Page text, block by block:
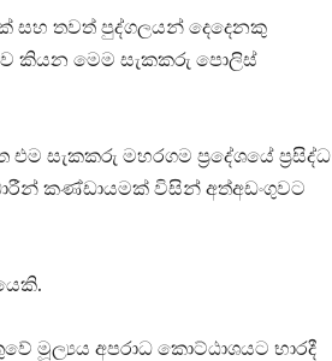
සහ තවත් පුද්ගලයන් දෙදෙනකු
කියන මෙම සැකකරු පොලිස්
සැකකරු මහරගම ප්‍රදේශයේ ප්‍රසිද්ධ
කණ්ඩායමක් විසින් අත්අඩංගුවට
මූල්‍යය අපරාධ කොට්ඨාශයට භාරදී